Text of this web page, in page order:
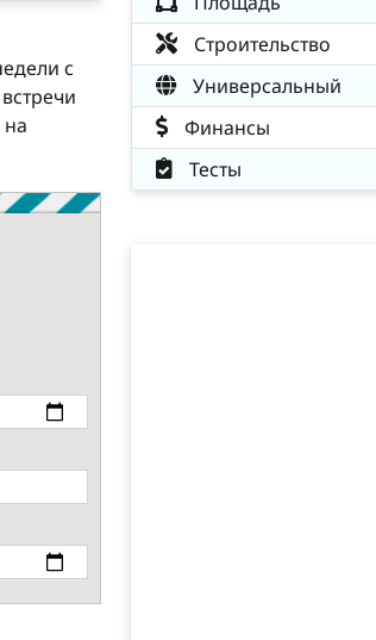
с
Строительство
Универсальный
Финансы
Тесты